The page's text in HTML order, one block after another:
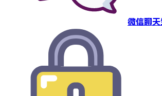
微信聊天